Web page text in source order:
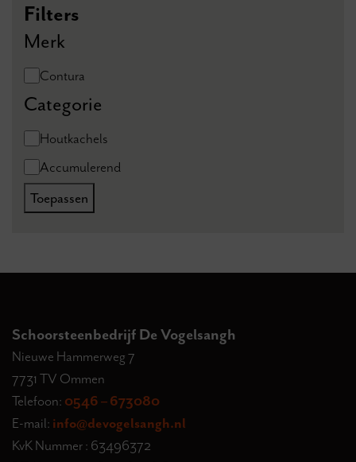
Filters
Merk
MerkContura
Categorie
Categorie
Houtkachels
Accumulerend
Toepassen
Schoorsteenbedrijf De Vogelsangh
Nieuwe Hammerweg 7
7731 TV Ommen
Telefoon: 0546 – 673080
E-mail: info@devogelsangh.nl
KvK Nummer : 63496372